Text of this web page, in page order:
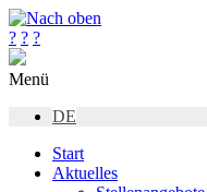
? ? ?
Menü
DE
Start
Aktuelles